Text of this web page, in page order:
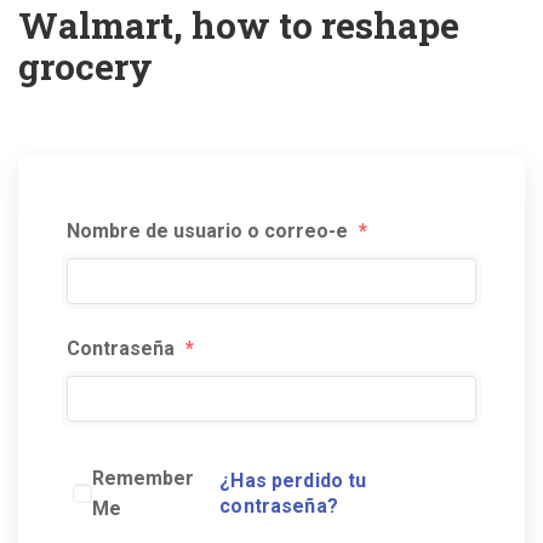
Walmart, how to reshape
grocery
Nombre de usuario o correo-e *
Contraseña *
Remember
Me
¿Has perdido tu
contraseña?